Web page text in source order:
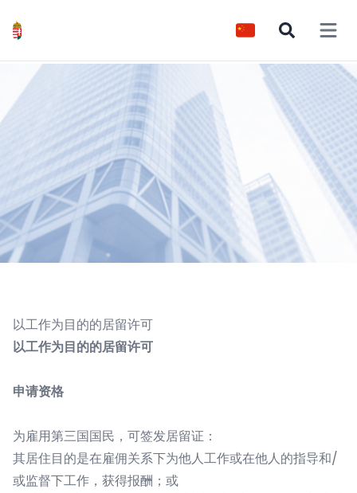
Open
以工作为目的的居留许可
以工作为目的的居留许可
申请资格
为雇用第三国国民，可签发居留证：
其居住目的是在雇佣关系下为他人工作或在他人的指导和/
或监督下工作，获得报酬；或